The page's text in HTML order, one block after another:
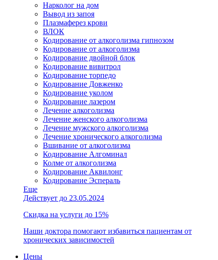
Нарколог на дом
Вывод из запоя
Плазмаферез крови
ВЛОК
Кодирование от алкоголизма гипнозом
Кодирование от алкоголизма
Кодирование двойной блок
Кодирование вивитрол
Кодирование торпедо
Кодирование Довженко
Кодирование уколом
Кодирование лазером
Лечение алкоголизма
Лечение женского алкоголизма
Лечение мужского алкоголизма
Лечение хронического алкоголизма
Вшивание от алкоголизма
Кодирование Алгоминал
Колме от алкоголизма
Кодирование Аквилонг
Кодирование Эспераль
Еще
Действует до 23.05.2024
Скидка на услуги до 15%
Наши доктора помогают избавиться пациентам от
хронических зависимостей
Цены